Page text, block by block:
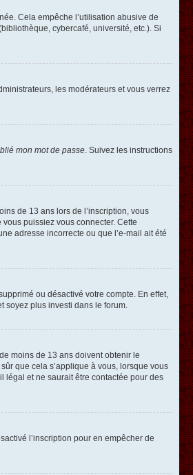
Cela empêche l’utilisation abusive de
cybercafé, université, etc.). Si
les modérateurs et vous verrez
mon mot de passe . Suivez les instructions
de 13 ans lors de l’inscription, vous
puissiez vous connecter. Cette
adresse incorrecte ou que l’e-mail ait été
ou désactivé votre compte. En effet,
plus investi dans le forum.
moins de 13 ans doivent obtenir le
que cela s’applique à vous, lorsque vous
légal et ne saurait être contactée pour des
l’inscription pour en empêcher de